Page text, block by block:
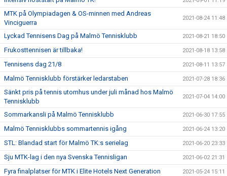
MTK på Olympiadagen & OS-minnen med Andreas
Vinciguerra
2021-08-24 11:48
Lyckad Tennisens Dag på Malmö Tennisklubb 2021-08-21 18:50
Frukosttennisen är tillbaka! 2021-08-18 13:58
Tennisens dag 21/8 2021-08-11 13:57
Malmö Tennisklubb förstärker ledarstaben 2021-07-28 18:36
Sänkt pris på tennis utomhus under juli månad hos Malmö
Tennisklubb
2021-07-04 14:00
Sommarkansli på Malmö Tennisklubb 2021-06-30 17:55
Malmö Tennisklubbs sommartennis igång 2021-06-24 13:20
STL: Blandad start för Malmö TK:s serielag 2021-06-20 23:33
Sju MTK-lag i den nya Svenska Tennisligan 2021-06-02 21:31
Fyra finalplatser för MTK i Elite Hotels Next Generation 2021-05-24 15:11